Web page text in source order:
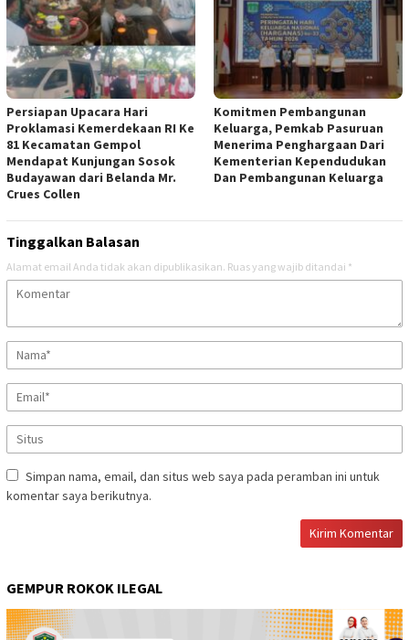
Persiapan Upacara Hari
Proklamasi Kemerdekaan RI Ke
81 Kecamatan Gempol
Mendapat Kunjungan Sosok
Budayawan dari Belanda Mr.
Crues Collen
Komitmen Pembangunan
Keluarga, Pemkab Pasuruan
Menerima Penghargaan Dari
Kementerian Kependudukan
Dan Pembangunan Keluarga
Tinggalkan Balasan
Alamat email Anda tidak akan dipublikasikan. Ruas yang wajib ditandai *
Simpan nama, email, dan situs web saya pada peramban ini untuk
komentar saya berikutnya.
GEMPUR ROKOK ILEGAL